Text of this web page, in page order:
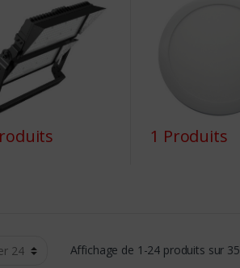
1 Produits
Affichage de 1-24 produits sur 35